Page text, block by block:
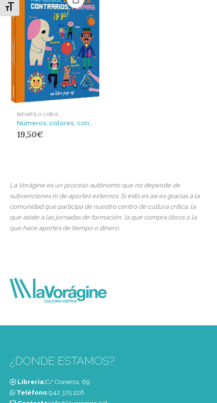
Alternar tamaño de letra
INFANTIL 0-3 AÑOS
Números, colores, contrarios, formas ¡y yo!
19,50€
La Vorágine es un proceso autónomo que no depende de
subvenciones ni de aportes externos. Si esto es así es gracias a la
comunidad que participa de nuestro centro de cultura crítica, la
que asiste a las jornadas de formación, la que compra libros o la
que hace aportes de tiempo o dinero.
¿DONDE ESTAMOS?
Librería:C/ Cisneros, 69
Teléfono:‭942 375 226‬